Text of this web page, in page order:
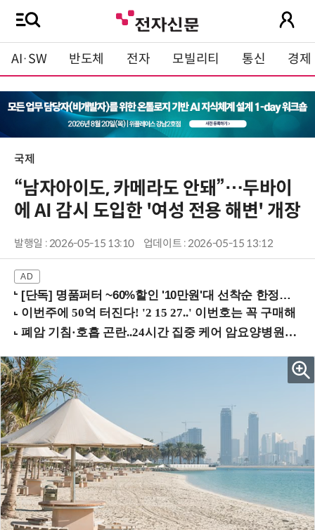
AI·SW 반도체 전자 모빌리티 통신 경제
국제
“남자아이도, 카메라도 안돼”…두바이
에 AI 감시 도입한 '여성 전용 해변' 개장
발행일 : 2026-05-15 13:10 업데이트 : 2026-05-15 13:12
[단독] 명품퍼터 ~60%할인 '10만원'대 선착순 한정판매!